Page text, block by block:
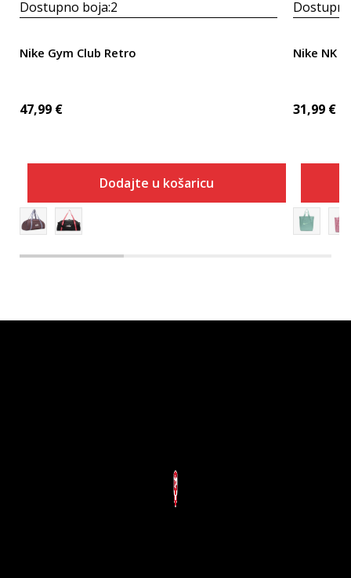
Dostupno boja:2
Nike Gym Club Retro
47,99 €
Dodajte u košaricu
Nike NK
31,99 €